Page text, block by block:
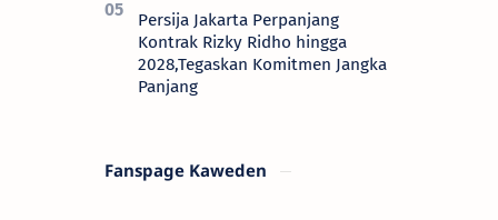
Persija Jakarta Perpanjang
Kontrak Rizky Ridho hingga
2028,Tegaskan Komitmen Jangka
Panjang
Fanspage Kaweden